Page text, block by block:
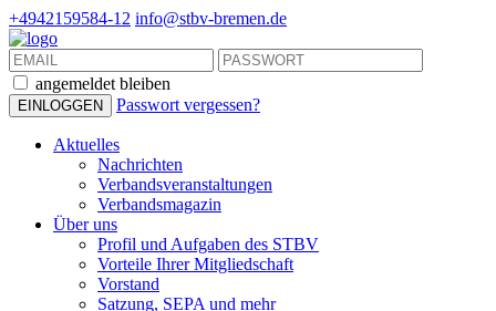
+4942159584-12 info@stbv-bremen.de
angemeldet bleiben
Passwort vergessen?
Aktuelles
Nachrichten
Verbandsveranstaltungen
Verbandsmagazin
Über uns
Profil und Aufgaben des STBV
Vorteile Ihrer Mitgliedschaft
Vorstand
Satzung, SEPA und mehr